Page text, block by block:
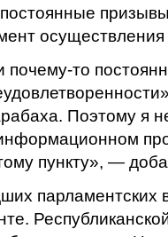
то
Поэтому я
пункту», —
парламентских